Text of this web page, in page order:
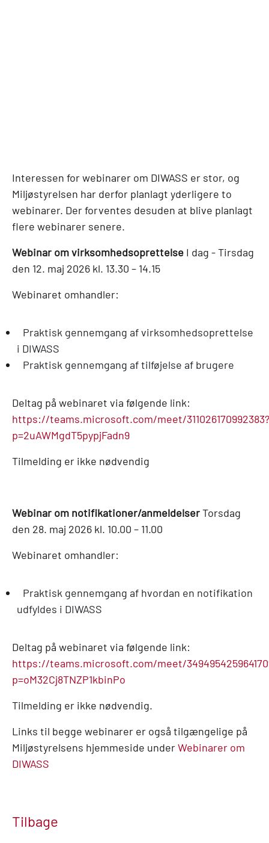
Interessen for webinarer om DIWASS er stor, og
Miljøstyrelsen har derfor planlagt yderligere to
webinarer. Der forventes desuden at blive planlagt
flere webinarer senere.
Webinar om virksomhedsoprettelse I dag - Tirsdag
den 12. maj 2026 kl. 13.30 – 14.15
Webinaret omhandler:
Praktisk gennemgang af virksomhedsoprettelse
i DIWASS
Praktisk gennemgang af tilføjelse af brugere
Deltag på webinaret via følgende link:
https://teams.microsoft.com/meet/311026170992383?
p=2uAWMgdT5pypjFadn9
Tilmelding er ikke nødvendig
Webinar om notifikationer/anmeldelserTorsdag
den 28. maj 2026 kl. 10.00 – 11.00
Webinaret omhandler:
Praktisk gennemgang af hvordan en notifikation
udfyldes i DIWASS
Deltag på webinaret via følgende link:
https://teams.microsoft.com/meet/
p=oM32Cj8TNZP1kbinPo
Tilmelding er ikke nødvendig.
Links til begge webinarer er også tilgængelige på
Miljøstyrelsens hjemmeside underWebinarer om
DIWASS
Tilbage